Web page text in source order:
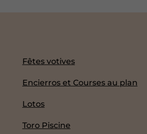
Fêtes votives
Encierros et Courses au plan
Lotos
Toro Piscine